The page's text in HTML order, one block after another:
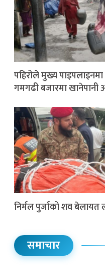
पहिरोले मुख्य
गमगढी बजारमा खानेपानी
निर्मल पुर्जाको शव बेलायत
समाचार